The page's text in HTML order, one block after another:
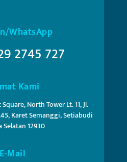
WhatsApp
2745 727
Kami
North Tower Lt. 11, Jl.
Karet Semanggi, Setiabudi
Selatan 12930
E-Mail